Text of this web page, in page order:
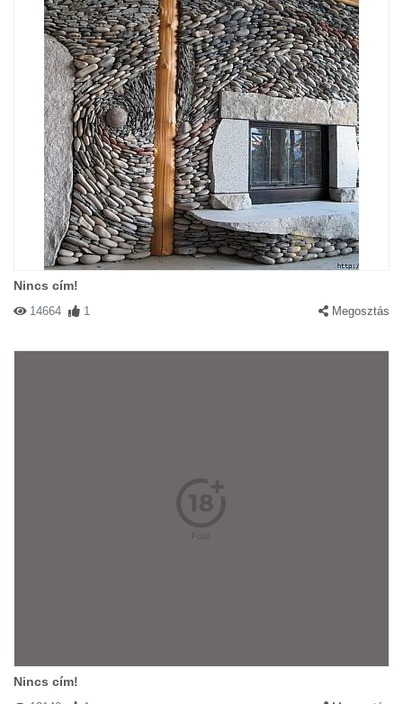
Nincs cím!
14664 1 Megosztás
Nincs cím!